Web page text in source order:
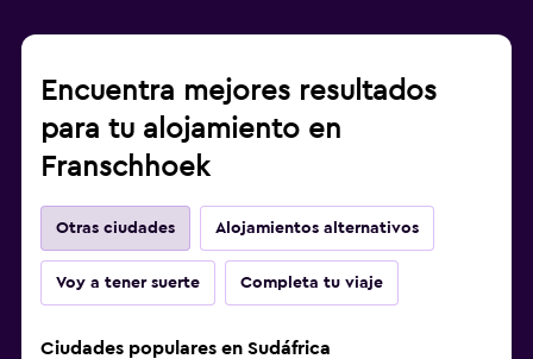
Zona de trabajo
Escritorio
Encuentra mejores resultados
para tu alojamiento en
Franschhoek
Otras ciudades Alojamientos alternativos
Voy a tener suerte Completa tu viaje
Ciudades populares en Sudáfrica